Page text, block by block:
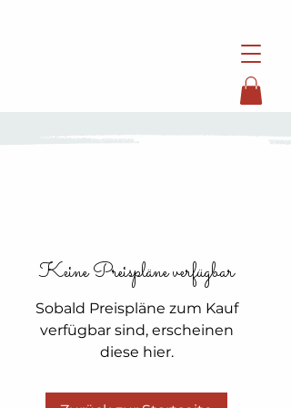
Keine Preispläne verfügbar
Sobald Preispläne zum Kauf
verfügbar sind, erscheinen
diese hier.